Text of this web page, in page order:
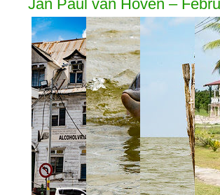
Jan Paul van Hoven –